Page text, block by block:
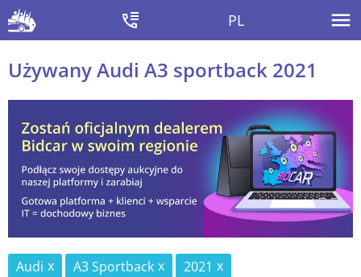
PL
Używany Audi A3 sportback 2021
Audi A3 Sportback
2021